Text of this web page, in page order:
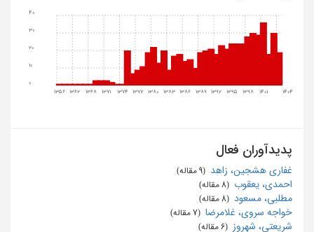
1356 1362 1368 1371 1374 1377 1380 1383 1386 1389 1392 1395 1398 1401 1404
10
20
30
40
پدیدآوران فعال
غفاری هشجین، زاهد
احمدی، یعقوب
مطلبی، مسعود
خواجه سروی، غلامرضا
شریعتی، شهروز